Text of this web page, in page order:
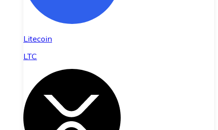
Litecoin
LTC